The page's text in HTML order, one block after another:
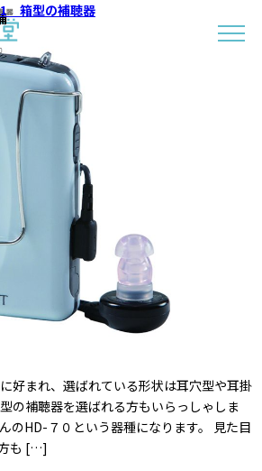
箱型の補聴器
好まれ、選ばれている形状は耳穴型や耳掛
の補聴器を選ばれる方もいらっしゃしま
のHD-７０という器種になります。 見た目
も […]